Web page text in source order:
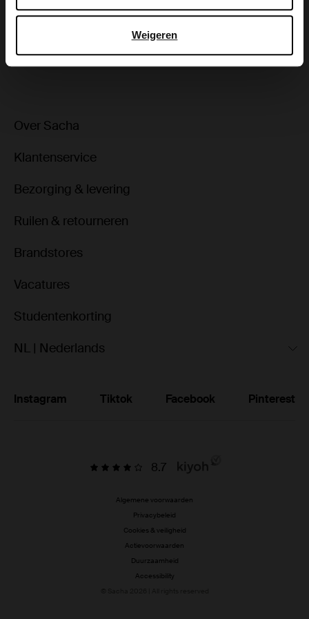
Weigeren
Bezorgen & retour
ga terug
Over Sacha
Klantenservice
Bezorging & levering
Ruilen & retourneren
Brandstores
Vacatures
Studentenkorting
NL | Nederlands
Instagram Tiktok Facebook Pinterest
8.7
Algemene voorwaarden
Privacybeleid
Cookies & veiligheid
Actievoorwaarden
Duurzaamheid
Accessibility